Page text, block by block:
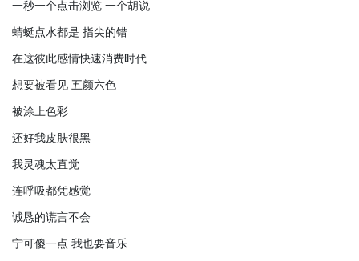
一秒一个点击浏览 一个胡说
蜻蜓点水都是 指尖的错
在这彼此感情快速消费时代
想要被看见 五颜六色
被涂上色彩
还好我皮肤很黑
我灵魂太直觉
连呼吸都凭感觉
诚恳的谎言不会
宁可傻一点 我也要音乐